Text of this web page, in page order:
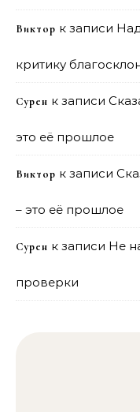
Виктор к записи
критику
Сурен к записи
это её прошлое
Виктор к записи
– это её прошлое
Сурен к записи Не
проверки